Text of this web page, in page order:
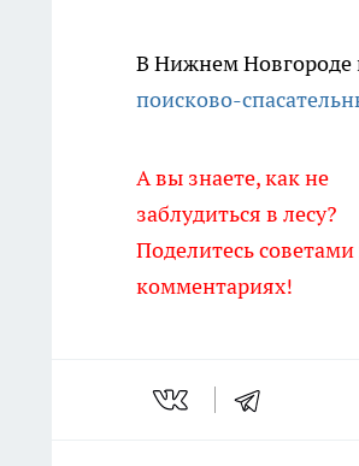
В Нижнем Новгороде
поисково-
А вы знаете, как не
заблудиться в лесу?
Поделитесь советами
комментариях!